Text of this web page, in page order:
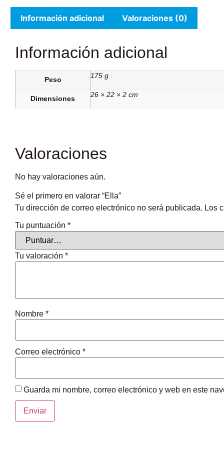
Información adicional Valoraciones (0)
Información adicional
Peso 175 g
Dimensiones 26 × 22 × 2 cm
Valoraciones
No hay valoraciones aún.
Sé el primero en valorar “Ella”
Tu dirección de correo electrónico no será publicada. Los
Tu puntuación *
Tu valoración *
Nombre *
Correo electrónico *
Guarda mi nombre, correo electrónico y web en este